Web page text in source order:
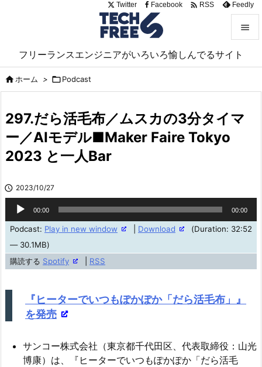
フリーランスエンジニアがいろいろ愉しんでるサイト


サイド

前へ
Twitter Facebook  RSS Feedly
ホーム > Podcast
297.だら活毛布／ムスカの3分タイマ
ー／AIモデル■Maker Faire Tokyo
2023 と一人Bar
 2023/10/27
声
レ
00:00 00:00
Podcast: Play in new window Download
(Duration: 32:52
— 30.1MB)
購読する Spotify RSS
『ヒーターでいつもぽかぽか「だら活毛布」』
を発売
サンコー株式会社（東京都千代田区、代表取締役：山光
博康）は、『ヒーターでいつもぽかぽか「だら活毛